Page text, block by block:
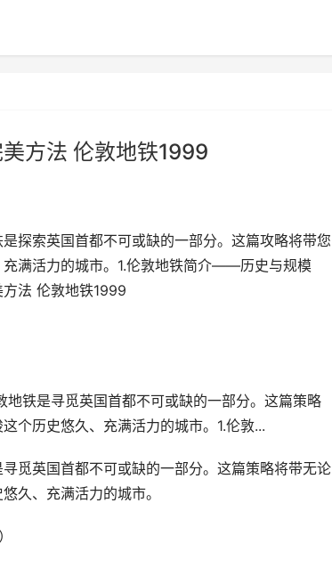
方法 伦敦地铁1999
探索英国首都不可或缺的一部分。这篇攻略将带您
满活力的城市。1.伦敦地铁简介——历史与规模
法 伦敦地铁1999
铁是寻觅英国首都不可或缺的一部分。这篇策略
个历史悠久、充满活力的城市。1.伦敦...
觅英国首都不可或缺的一部分。这篇策略将带无论
久、充满活力的城市。